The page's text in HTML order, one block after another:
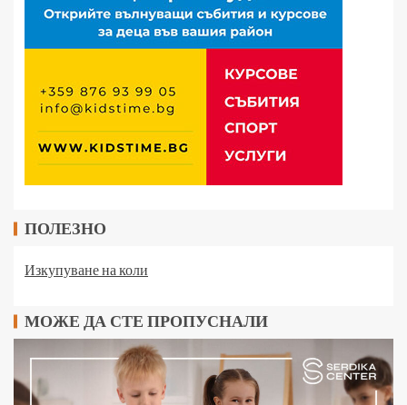
ПОЛЕЗНО
Изкупуване на коли
МОЖЕ ДА СТЕ ПРОПУСНАЛИ